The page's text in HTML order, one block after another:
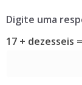
Digite uma
17 + dezesseis =